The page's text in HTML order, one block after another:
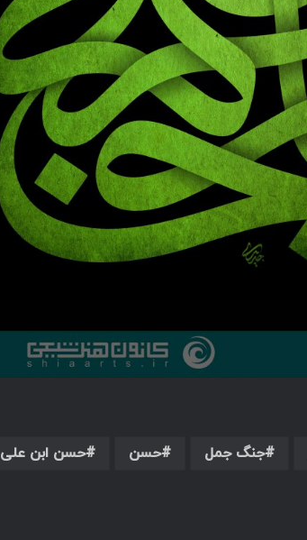
جنگ جمل حسن حسن ابن علی